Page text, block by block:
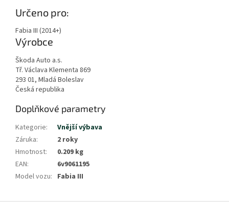
Určeno pro:
Fabia III (2014+)
Výrobce
Škoda Auto a.s.
Tř. Václava Klementa 869
293 01, Mladá Boleslav
Česká republika
Doplňkové parametry
Kategorie:
Vnější výbava
Záruka:
2 roky
Hmotnost:
0.209 kg
EAN:
6v9061195
Model vozu: Fabia III